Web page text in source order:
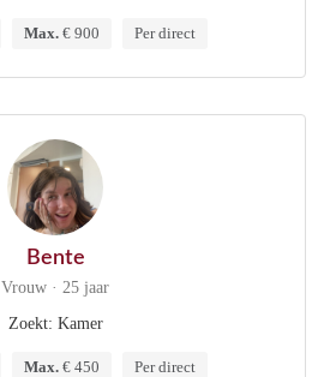
Max.€ 900 Per direct
Bente
Vrouw · 25 jaar
Zoekt: Kamer
Max.€ 450 Per direct